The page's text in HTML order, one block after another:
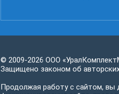
© 2009-2026 ООО
Защищено законом об
Продолжая работу с сайтом, вы